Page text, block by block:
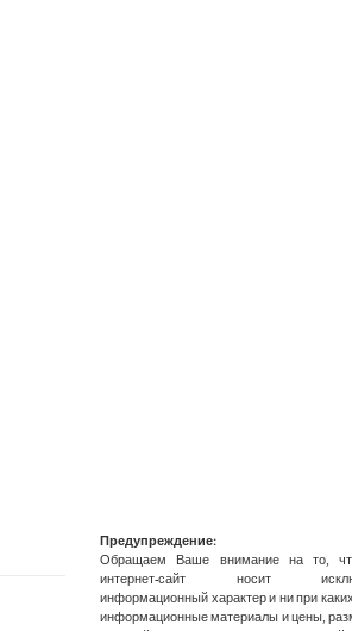
Предупреждение:
Обращаем Ваше внимание на то,
интернет-сайт носит
информационный характер и ни при
информационные материалы и цены,